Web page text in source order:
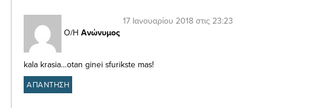
Ο/Η Ανώνυμος
17 Ιανουαρίου 2018 στις 23:23
kala krasia…otan ginei sfurikste mas!
ΑΠΑΝΤΗΣΗ